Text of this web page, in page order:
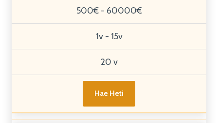
500€ - 60000€
1v - 15v
20 v
Hae Heti